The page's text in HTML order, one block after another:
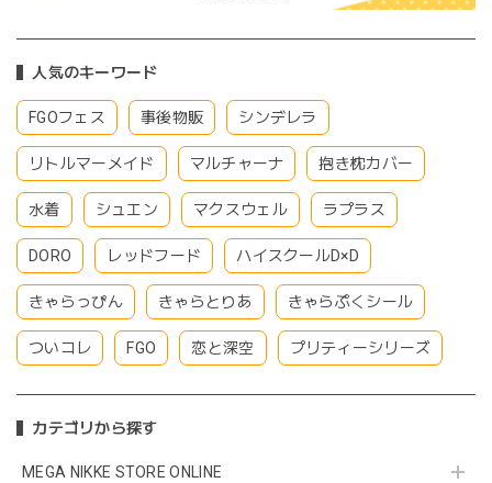
人気のキーワード
FGOフェス 事後物販 シンデレラ
リトルマーメイド マルチャーナ 抱き枕カバー
水着 シュエン マクスウェル ラプラス
DORO レッドフード ハイスクールD×D
きゃらっぴん きゃらとりあ きゃらぷくシール
ついコレ FGO 恋と深空 プリティーシリーズ
カテゴリから探す
MEGA NIKKE STORE ONLINE